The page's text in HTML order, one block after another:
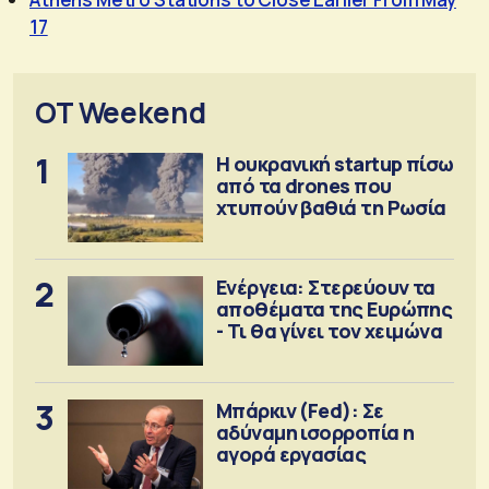
17
OT Weekend
1
Η ουκρανική startup πίσω
από τα drones που
χτυπούν βαθιά τη Ρωσία
2
Ενέργεια: Στερεύουν τα
αποθέματα της Ευρώπης
- Τι θα γίνει τον χειμώνα
3
Μπάρκιν (Fed): Σε
αδύναμη ισορροπία η
αγορά εργασίας